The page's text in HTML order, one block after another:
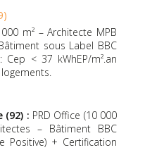
m² – Architecte MPB
sous Label BBC
< 37 kWhEP/m².an
(92) : PRD Office (10 000
– Bâtiment BBC
Positive) + Certification